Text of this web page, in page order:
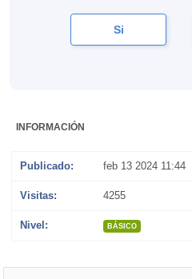
Si
INFORMACIÓN
Publicado: feb 13 2024 11:44
Visitas: 4255
Nivel: BÁSICO